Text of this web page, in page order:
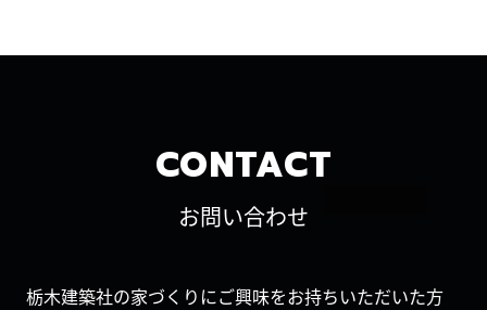
CONTACT
お問い合わせ
栃木建築社の家づくりにご興味をお持ちいただいた方